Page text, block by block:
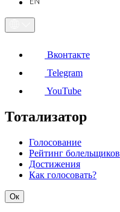
Вконтакте
Telegram
YouTube
Тотализатор
Голосование
Рейтинг болельщиков
Достижения
Как голосовать?
Ок